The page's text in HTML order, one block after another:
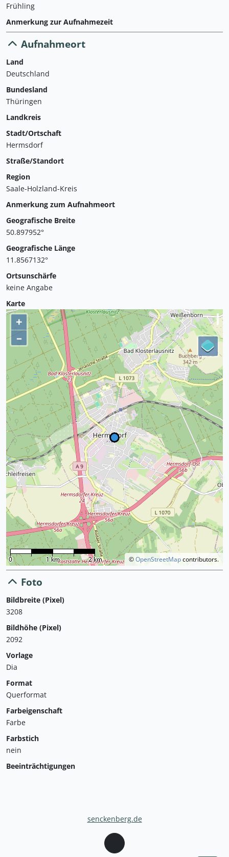
Frühling
Anmerkung zur Aufnahmezeit
Aufnahmeort
Land
Deutschland
Bundesland
Thüringen
Landkreis
Stadt/Ortschaft
Hermsdorf
Straße/Standort
Region
Saale-Holzland-Kreis
Anmerkung zum Aufnahmeort
Geografische Breite
50.897952°
Geografische Länge
11.8567132°
Ortsunschärfe
keine Angabe
Karte
+
–
©OpenStreetMapcontributors.
0 1 km 2 km
Foto
Bildbreite (Pixel)
3208
Bildhöhe (Pixel)
2092
Vorlage
Dia
Format
Querformat
Farbeigenschaft
Farbe
Farbstich
nein
Beeinträchtigungen
senckenberg.de